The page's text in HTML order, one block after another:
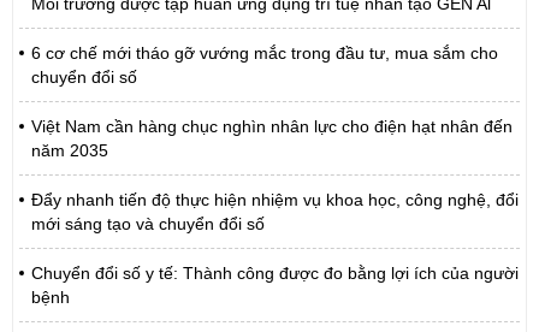
6 cơ chế mới tháo gỡ vướng mắc trong đầu tư, mua sắm cho
chuyển đổi số
Việt Nam cần hàng chục nghìn nhân lực cho điện hạt nhân đến
năm 2035
Đẩy nhanh tiến độ thực hiện nhiệm vụ khoa học, công nghệ, đổi
mới sáng tạo và chuyển đổi số
Chuyển đổi số y tế: Thành công được đo bằng lợi ích của người
bệnh